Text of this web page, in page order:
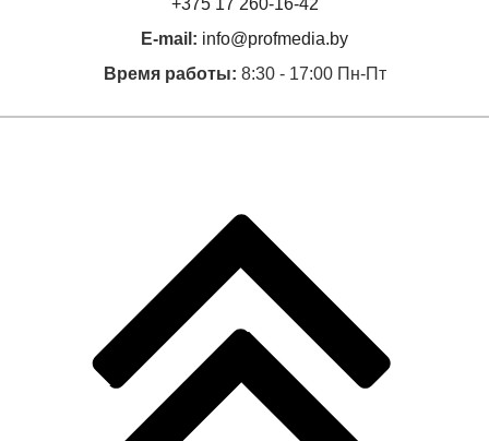
+375 17 260-16-42
E-mail: info@profmedia.by
Время работы: 8:30 - 17:00 Пн-Пт